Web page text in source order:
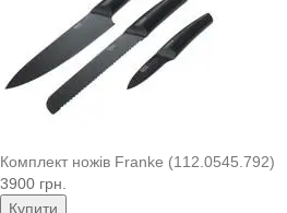
Комплект ножів Franke (112.0545.792)
3900 грн.
Купити